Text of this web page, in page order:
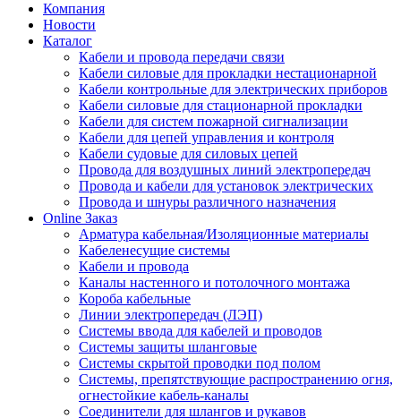
Компания
Новости
Каталог
Кабели и провода передачи связи
Кабели силовые для прокладки нестационарной
Кабели контрольные для электрических приборов
Кабели силовые для стационарной прокладки
Кабели для систем пожарной сигнализации
Кабели для цепей управления и контроля
Кабели судовые для силовых цепей
Провода для воздушных линий электропередач
Провода и кабели для установок электрических
Провода и шнуры различного назначения
Online Заказ
Арматура кабельная/Изоляционные материалы
Кабеленесущие системы
Кабели и провода
Каналы настенного и потолочного монтажа
Короба кабельные
Линии электропередач (ЛЭП)
Системы ввода для кабелей и проводов
Системы защиты шланговые
Системы скрытой проводки под полом
Системы, препятствующие распространению огня,
огнестойкие кабель-каналы
Соединители для шлангов и рукавов